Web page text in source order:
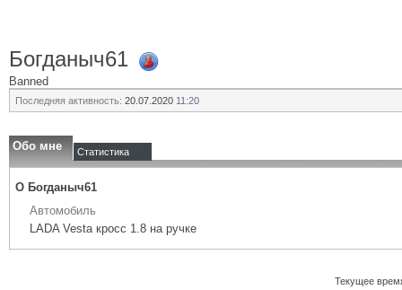
Богданыч61
Banned
Последняя активность: 20.07.2020 11:20
Обо мне Статистика
О Богданыч61
Автомобиль
LADA Vesta кросс 1.8 на ручке
Текущее